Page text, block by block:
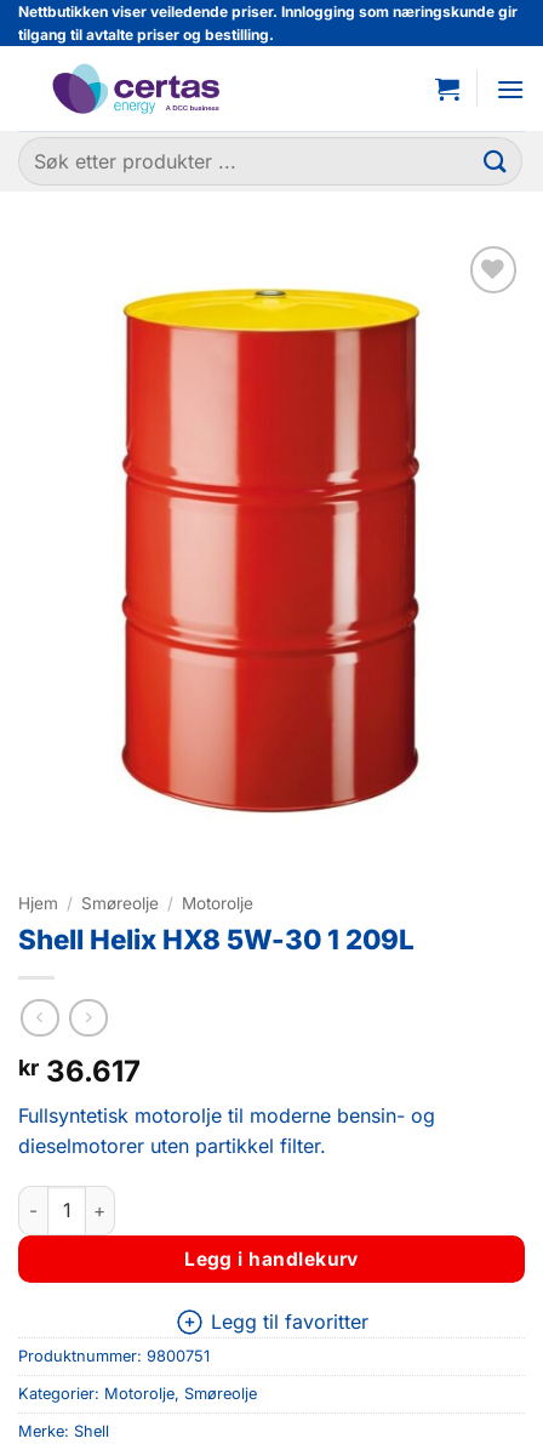
Skip
to
content
Nettbutikken viser veiledende priser. Innlogging som næringskunde gir
tilgang til avtalte priser og bestilling.
Søk
etter:
Hjem / Smøreolje / Motorolje
Shell Helix HX8 5W-30 1 209L
kr 36.617
Fullsyntetisk motorolje til moderne bensin- og
dieselmotorer uten partikkel filter.
Shell Helix HX8 5W-30 1 209L antall
Legg i handlekurv
Legg til favoritter
Produktnummer: 9800751
Kategorier: Motorolje, Smøreolje
Merke: Shell